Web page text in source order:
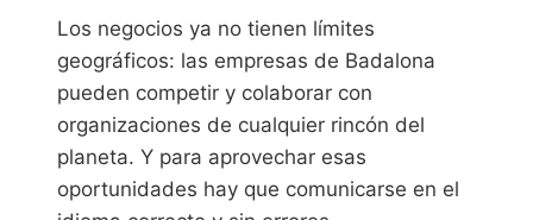
Los negocios ya no tienen límites
geográficos: las empresas de Badalona
pueden competir y colaborar con
organizaciones de cualquier rincón del
planeta. Y para aprovechar esas
oportunidades hay que comunicarse en el